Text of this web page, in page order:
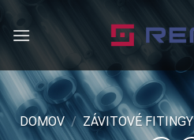
DOMOV / ZÁVITOVÉ FITINGY